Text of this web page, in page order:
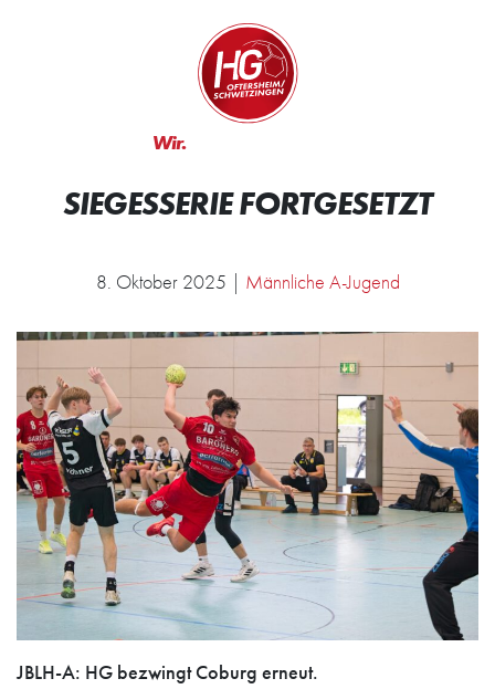
Zur Startseite
Wir.
SIEGESSERIE FORTGESETZT
8. Oktober 2025 | Männliche A-Jugend
JBLH-A: HG bezwingt Coburg erneut.